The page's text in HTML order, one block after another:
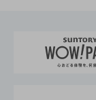
地域情報
サントリーサ
サントリー
企業概要